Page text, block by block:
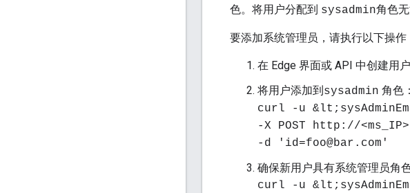
色。将用户分配到 sysadmin角色
要添加系统管理员，请执行以下操作
在 Edge 界面或 API 中创建用户
将用户添加到sysadmin 角色：
curl -u
-X POST http://
-d 'id=foo@bar.com'
确保新用户具有系统管理员角色
curl -u